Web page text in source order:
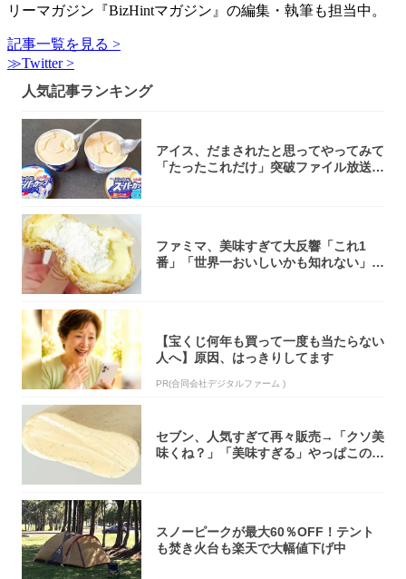
リーマガジン『BizHintマガジン』の編集・執筆も担当中。
記事一覧を見る >
≫Twitter >
人気記事ランキング
アイス、だまされたと思ってやってみて
「たったこれだけ」突破ファイル放送で
ファミマ、美味すぎて大反響「これ1
番」「世界一おいしいかも知れない」
【宝くじ何年も買って一度も当たらない
人へ】原因、はっきりしてます
PR(合同会社デジタルファーム )
セブン、人気すぎて再々販売→「クソ美
味くね？」「美味すぎる」やっぱこのク
スノーピークが最大60％OFF！テント
も焚き火台も楽天で大幅値下げ中